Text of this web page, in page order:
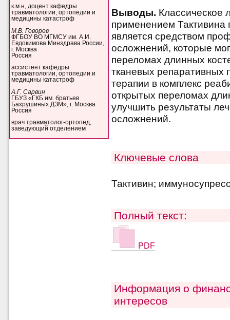
к.м.н, доцент кафедры
травматологии, ортопедии и
медицины катастроф
М.В. Говоров
ФГБОУ ВО МГМСУ им. А.И.
Евдокимова Минздрава России,
г. Москва
Россия
ассистент кафедры
травматологии, ортопедии и
медицины катастроф
А.Г. Сарвин
ГБУЗ «ГКБ им. братьев
Бахрушиных ДЗМ», г. Москва
Россия
врач травматолог-ортопед,
заведующий отделением
Выводы. Классическое
применением Тактивина
является средством
осложнений, которые
переломах длинных
тканевых репаративных
терапии в комплекс
открытых переломах
улучшить результаты
осложнений.
Ключевые слова
Тактивин;
Полный текст:
PDF
Информация о
интересов